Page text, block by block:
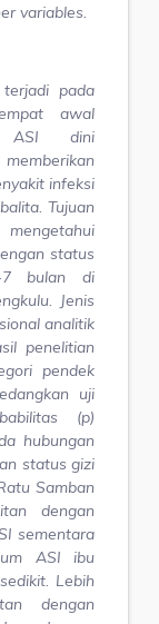
variables.
pada
awal
ASI dini
infeksi
Tujuan
status
bulan di
Jenis
analitik
penelitian
pendek
uji
(p)
hubungan
status gizi
Samban
dengan
sementara
ASI ibu
Lebih
dengan